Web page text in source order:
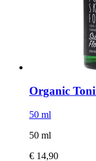
Organic
50 ml
50 ml
€ 14,90